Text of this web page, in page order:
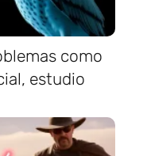
como
estudio